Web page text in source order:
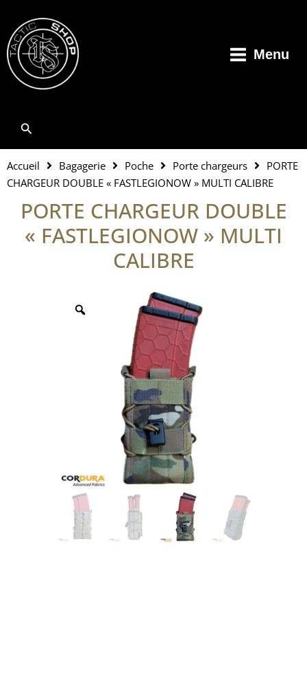
contenu
Menu
Rechercher
Accueil Bagagerie Poche Porte chargeurs
PORTE
CHARGEUR DOUBLE « FASTLEGIONOW » MULTI CALIBRE
PORTE CHARGEUR DOUBLE
« FASTLEGIONOW » MULTI
CALIBRE